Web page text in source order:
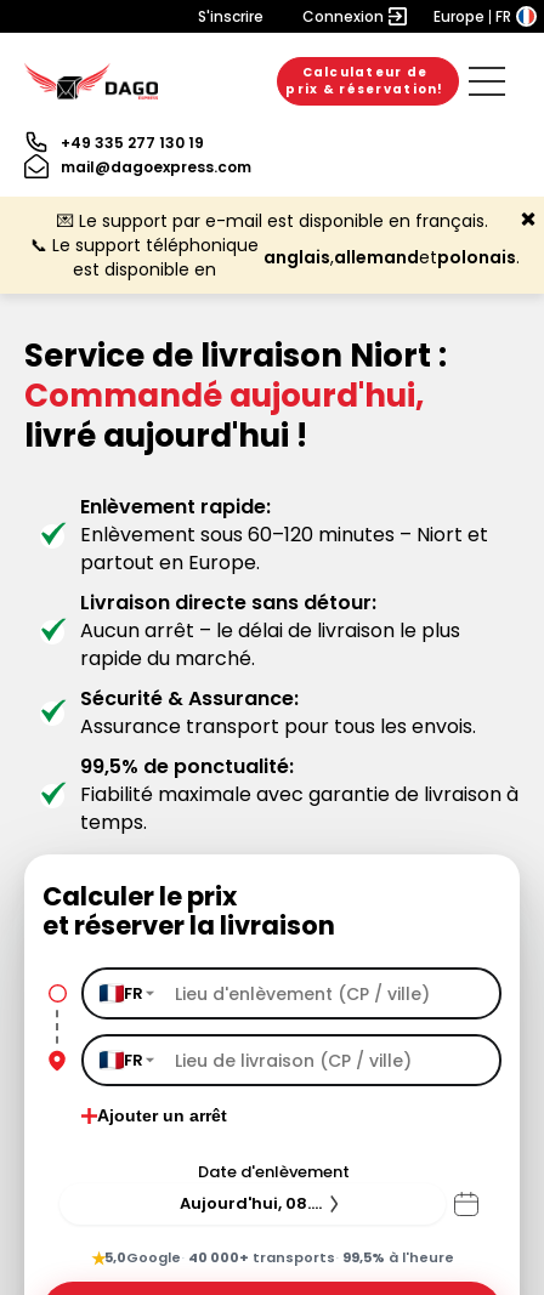
S'inscrire Connexion Europe FR
Calculateur de
prix & réservation!
+49 335 277 130 19
mail@dagoexpress.com
💌 Le support par e-mail est disponible en français.
📞 Le support téléphonique
est disponible en
anglais,allemandetpolonais.
Service de livraison Niort :
Commandé aujourd'hui,
livré aujourd'hui !
Enlèvement rapide:
Enlèvement sous 60–120 minutes – Niort et
partout en Europe.
Livraison directe sans détour:
Aucun arrêt – le délai de livraison le plus
rapide du marché.
Sécurité & Assurance:
Assurance transport pour tous les envois.
99,5% de ponctualité:
Fiabilité maximale avec garantie de livraison à
temps.
Calculer le prix
et réserver la livraison
FR
FR
Ajouter un arrêt
Date d'enlèvement
Aujourd'hui, 08.08.26
★5,0Google· 40 000+ transports· 99,5% à l'heure